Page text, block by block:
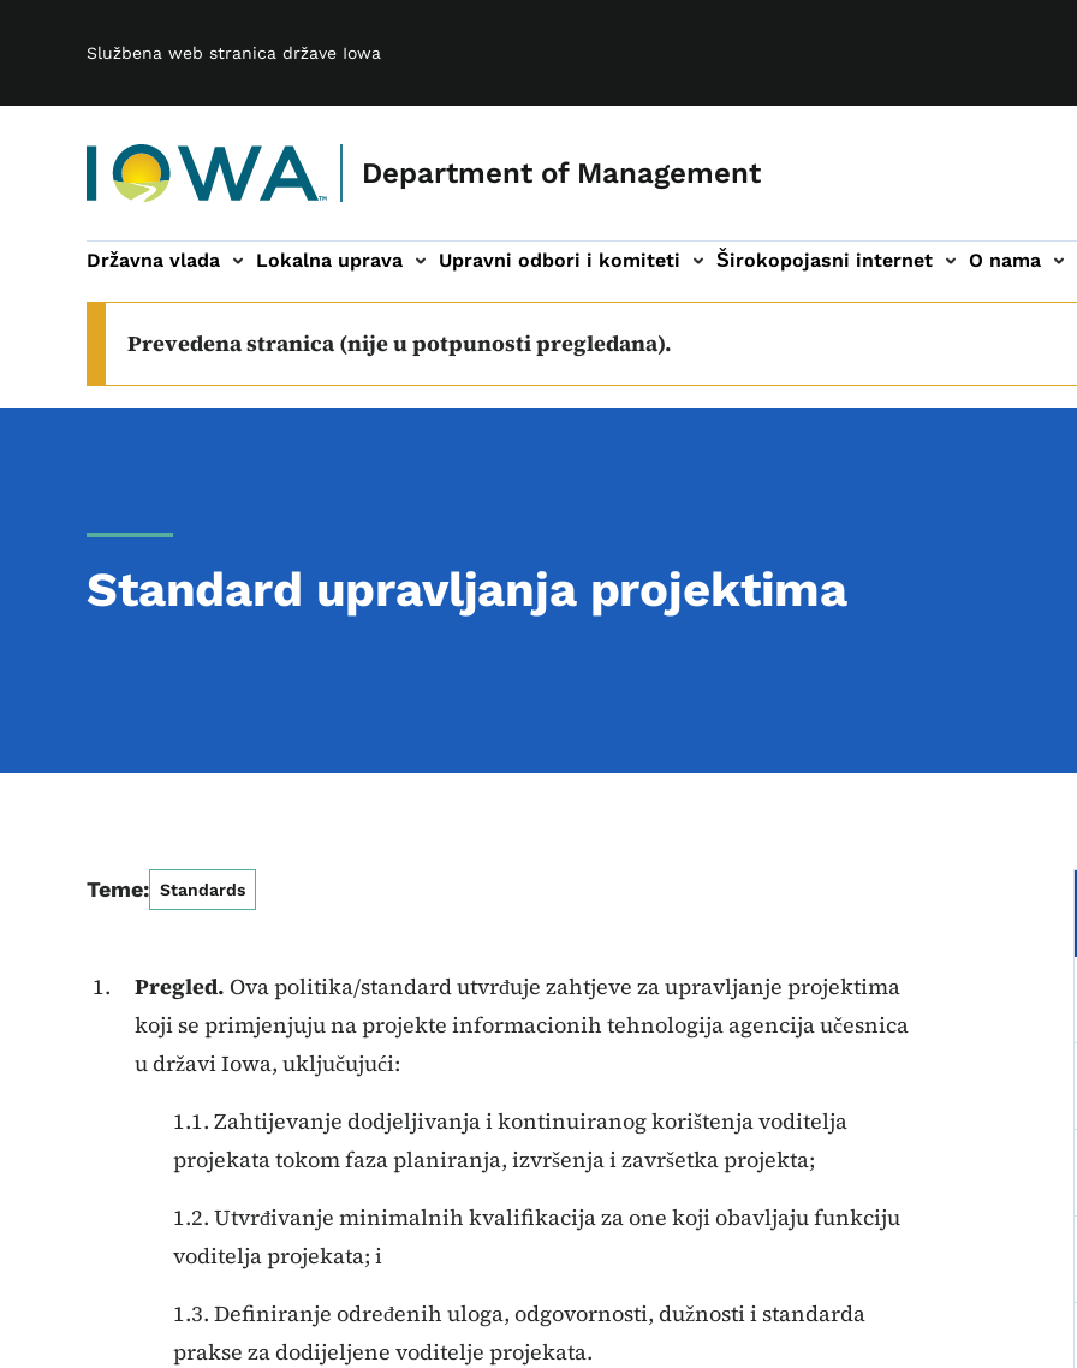
Službena web stranica države Iowa
Department of Management
Državna vlada Lokalna uprava Upravni odbori i komiteti
i komiteti podnavigacija Širokopojasni internet
Širokopojasni internet podnavigacija O nama
O nama podnavigacija
Prevedena stranica (nije u potpunosti pregledana).
Standard upravljanja projektima
Teme: Standards
Pregled. Ova politika/standard utvrđuje zahtjeve za upravljanje projektima
koji se primjenjuju na projekte informacionih tehnologija agencija učesnica
u državi Iowa, uključujući:
1.1. Zahtijevanje dodjeljivanja i kontinuiranog korištenja voditelja
projekata tokom faza planiranja, izvršenja i završetka projekta;
1.2. Utvrđivanje minimalnih kvalifikacija za one koji obavljaju funkciju
voditelja projekata; i
1.3. Definiranje određenih uloga, odgovornosti, dužnosti i standarda
prakse za dodijeljene voditelje projekata.